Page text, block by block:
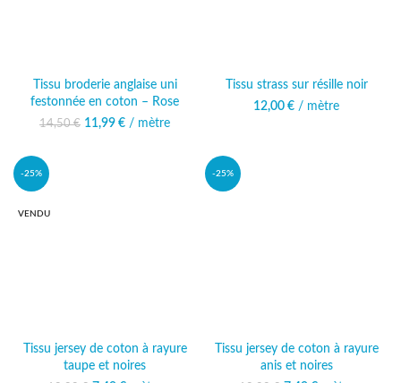
Tissu broderie anglaise uni
festonnée en coton – Rose
14,50€
Le prix initial était :
11,99 €
Le prix
/ mètre
Tissu strass sur résille noir
12,00 € / mètre
-25%
VENDU
Tissu jersey de coton à rayure
taupe et noires
-25%
Tissu jersey de coton à rayure
anis et noires